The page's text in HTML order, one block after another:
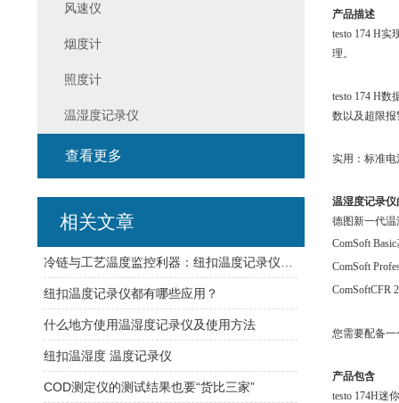
产品描述
testo 174 H
理。
testo 174 H
数以及超限报
实用：标准电
温湿度记录
德图新一代
ComSoft
ComSoft
ComSoftCFR
您需要配备一
产品包含
testo 174H迷
风速仪
烟度计
照度计
温湿度记录仪
查看更多
相关文章
纽扣温度记录仪都有哪些应用？
什么地方使用温湿度记录仪及使用方法
纽扣温湿度 温度记录仪
COD测定仪的测试结果也要“货比三家”